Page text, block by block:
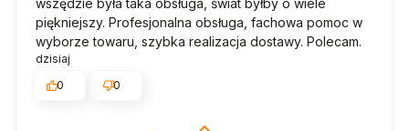
wszędzie była taka obsługa, świat byłby o wiele
piękniejszy. Profesjonalna obsługa, fachowa pomoc w
wyborze towaru, szybka realizacja dostawy. Polecam.
dzisiaj
0
0